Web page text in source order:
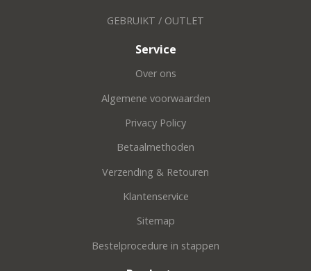
GEBRUIKT / OUTLET
Service
Over ons
Algemene voorwaarden
Privacy Policy
Betaalmethoden
Verzending & Retouren
Klantenservice
Sitemap
Bestelprocedure in stappen